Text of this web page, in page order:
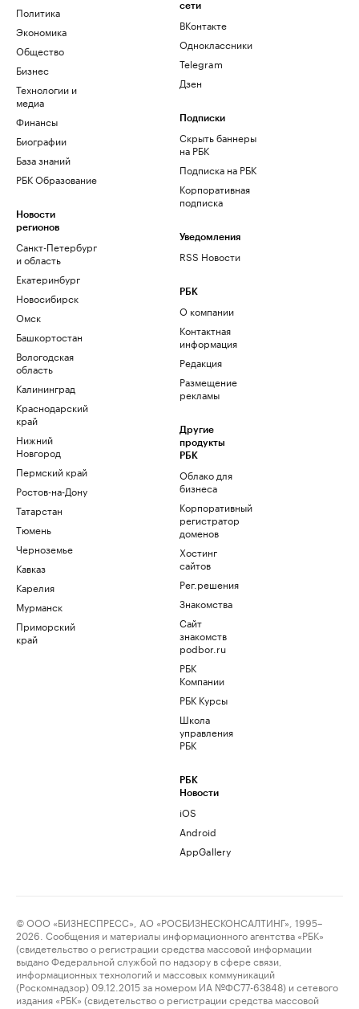
Политика
Экономика
Общество
Бизнес
Технологии и
медиа
Финансы
Биографии
База знаний
РБК Образование
Новости
регионов
Санкт-Петербург
и область
Екатеринбург
Новосибирск
Омск
Башкортостан
Вологодская
область
Калининград
Краснодарский
край
Нижний
Новгород
Пермский край
Ростов-на-Дону
Татарстан
Тюмень
Черноземье
Кавказ
Карелия
Мурманск
Приморский
край
сети
ВКонтакте
Одноклассники
Telegram
Дзен
Подписки
Скрыть баннеры
на РБК
Подписка на РБК
Корпоративная
подписка
Уведомления
RSS Новости
РБК
О компании
Контактная
информация
Редакция
Размещение
рекламы
Другие
продукты
РБК
Облако для
бизнеса
Корпоративный
регистратор
доменов
Хостинг
сайтов
Рег.решения
Знакомства
Сайт
знакомств
podbor.ru
РБК
Компании
РБК Курсы
Школа
управления
РБК
РБК
Новости
iOS
Android
AppGallery
© ООО «БИЗНЕСПРЕСС», АО «РОСБИЗНЕСКОНСАЛТИНГ», 1995–
2026. Сообщения и материалы информационного агентства «РБК»
(свидетельство о регистрации средства массовой информации
выдано Федеральной службой по надзору в сфере связи,
информационных технологий и массовых коммуникаций
(Роскомнадзор) 09.12.2015 за номером ИА №ФС77-63848) и сетевого
издания «РБК» (свидетельство о регистрации средства массовой